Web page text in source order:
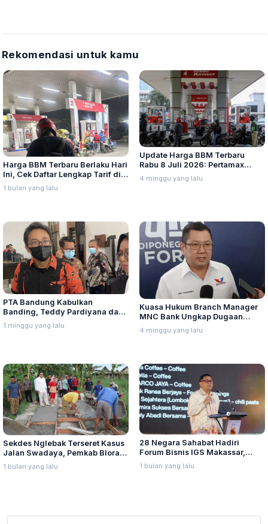
Rekomendasi untuk kamu
Harga BBM Terbaru Berlaku Hari
Ini, Cek Daftar Lengkap Tarif di
Seluruh Indonesia
1 bulan yang lalu
Update Harga BBM Terbaru
Rabu 8 Juli 2026: Pertamax
Turbo, Dexlite, dan Pertamina
Dex Turun
4 minggu yang lalu
PTA Bandung Kabulkan
Banding, Teddy Pardiyana dan
Bintang Ditetapkan Ahli Waris
Lina Jubaedah
1 minggu yang lalu
Kuasa Hukum Branch Manager
MNC Bank Ungkap Dugaan
Penganiayaan oleh Hary Tanoe
di MNC Towe
4 minggu yang lalu
Sekdes Nglebak Terseret Kasus
Jalan Swadaya, Pemkab Blora
Sebut Pendampingan Hukum
Bukan Kewenangannya
1 bulan yang lalu
28 Negara Sahabat Hadiri
Forum Bisnis IGS Makassar,
Munafri Tawarkan Investasi
Stadion Untia
1 bulan yang lalu